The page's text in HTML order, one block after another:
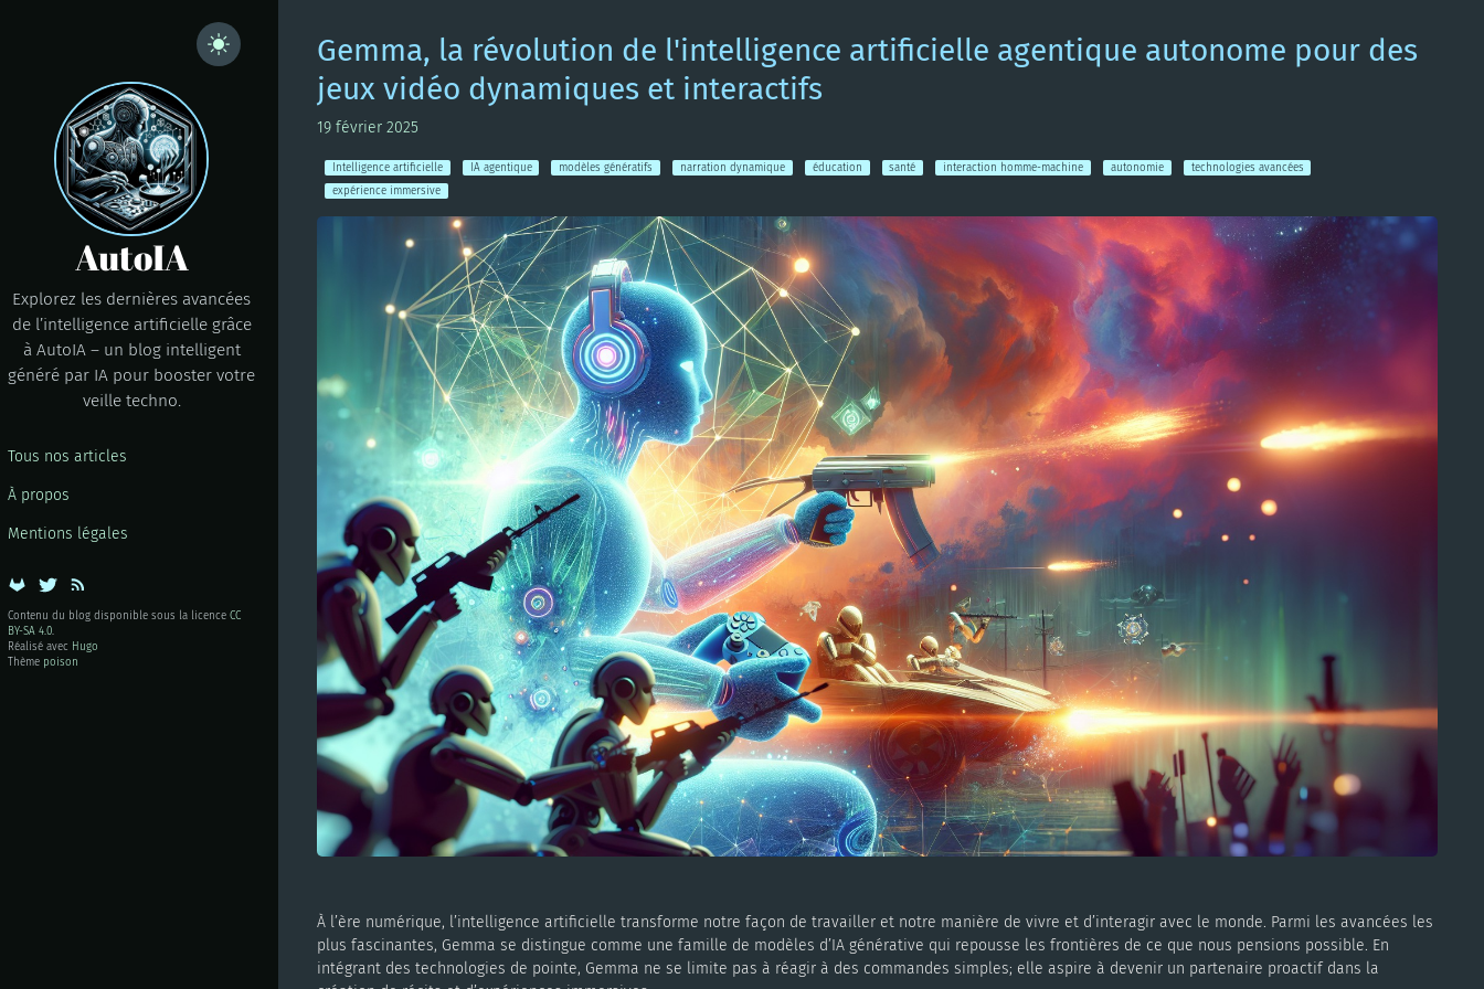
AutoIA
Explorez les dernières avancées
de l’intelligence artificielle grâce
à AutoIA – un blog intelligent
généré par IA pour booster votre
veille techno.
Tous nos articles
À propos
Mentions légales
Contenu du blog disponible sous la licence CC
BY-SA 4.0.
Réalisé avec Hugo
Thème poison
Gemma, la révolution de l'intelligence artificielle agentique autonome pour des
jeux vidéo dynamiques et interactifs
19 février 2025
Intelligence artificielle IA agentique modèles génératifs narration dynamique éducation santé interaction homme-machine autonomie
technologies avancées
expérience immersive
À l’ère numérique, l’intelligence artificielle transforme notre façon de travailler et notre manière de vivre et d’interagir avec le monde. Parmi les avancées les
plus fascinantes, Gemma se distingue comme une famille de modèles d’IA générative qui repousse les frontières de ce que nous pensions possible. En
intégrant des technologies de pointe, Gemma ne se limite pas à réagir à des commandes simples; elle aspire à devenir un partenaire proactif dans la